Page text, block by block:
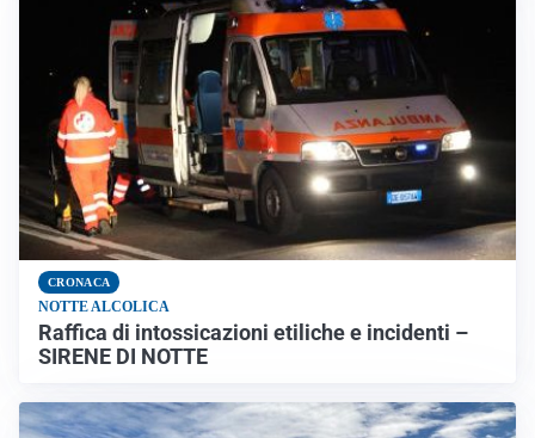
CRONACA
NOTTE ALCOLICA
Raffica di intossicazioni etiliche e incidenti –
SIRENE DI NOTTE